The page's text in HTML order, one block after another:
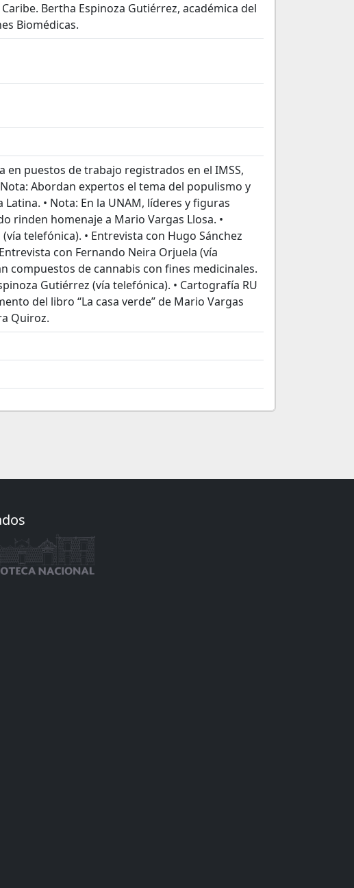
Bertha Espinoza Gutiérrez, académica del
Biomédicas.
en puestos de trabajo registrados en el IMSS,
Abordan expertos el tema del populismo y
• Nota: En la UNAM, líderes y figuras
rinden homenaje a Mario Vargas Llosa. •
telefónica). • Entrevista con Hugo Sánchez
con Fernando Neira Orjuela (vía
compuestos de cannabis con fines medicinales.
Gutiérrez (vía telefónica). • Cartografía RU
del libro “La casa verde” de Mario Vargas
Quiroz.